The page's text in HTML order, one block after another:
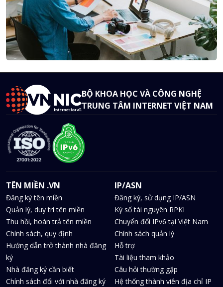
BỘ KHOA HỌC VÀ CÔNG NGHỆ
TRUNG TÂM INTERNET VIỆT NAM
TÊN MIỀN .VN
Đăng ký tên miền
Quản lý, duy trì tên miền
Thu hồi, hoàn trả tên miền
Chính sách, quy định
Hướng dẫn trở thành nhà đăng
ký
Nhà đăng ký cần biết
Chính sách đối với nhà đăng ký
IP/ASN
Đăng ký, sử dụng IP/ASN
Ký số tài nguyên RPKI
Chuyển đổi IPv6 tại Việt Nam
Chính sách quản lý
Hỗ trợ
Tài liệu tham khảo
Câu hỏi thường gặp
Hệ thống thành viên địa chỉ IP